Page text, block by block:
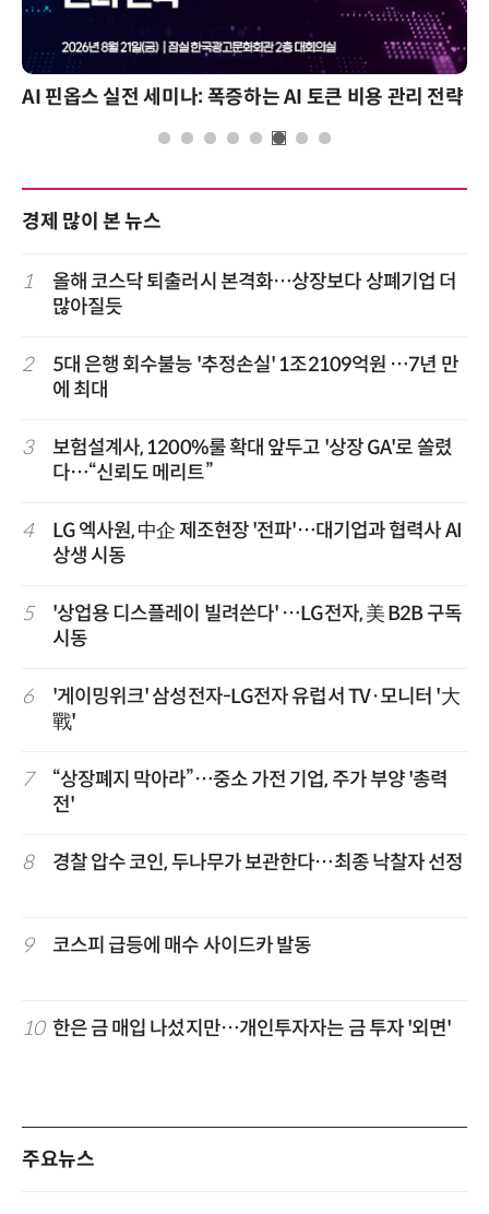
AI 핀옵스 실전 세미나: 폭증하는 AI 토큰 비용 관리 전략
경제 많이 본 뉴스
1
올해 코스닥 퇴출러시 본격화…상장보다 상폐기업 더
많아질듯
2
5대 은행 회수불능 '추정손실' 1조2109억원 …7년 만
에 최대
3
보험설계사, 1200%룰 확대 앞두고 '상장 GA'로 쏠렸
다…“신뢰도 메리트”
4
LG 엑사원, 中企 제조현장 '전파'…대기업과 협력사 AI
상생 시동
5
'상업용 디스플레이 빌려쓴다' …LG전자, 美 B2B 구독
시동
6
'게이밍위크' 삼성전자-LG전자 유럽서 TV·모니터 '大
戰'
7
“상장폐지 막아라”…중소 가전 기업, 주가 부양 '총력
전'
8 경찰 압수 코인, 두나무가 보관한다…최종 낙찰자 선정
9 코스피 급등에 매수 사이드카 발동
10 한은 금 매입 나섰지만…개인투자자는 금 투자 '외면'
주요뉴스